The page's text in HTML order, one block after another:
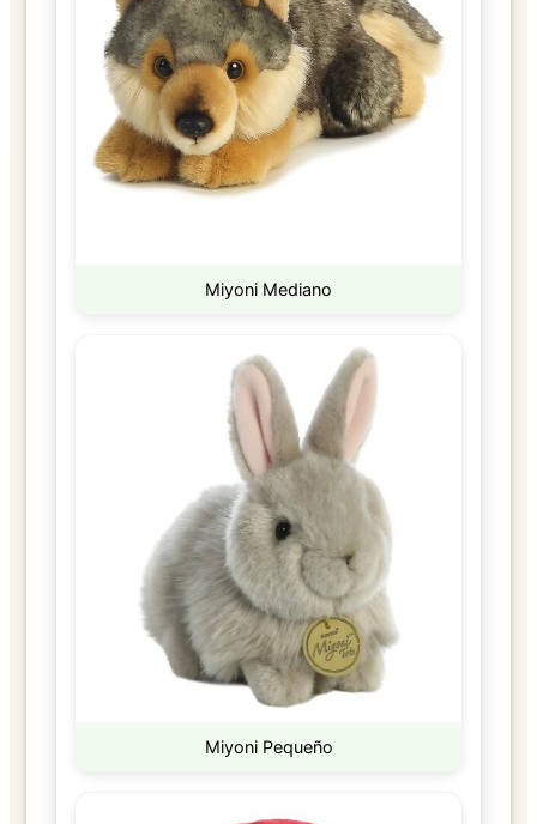
Miyoni Mediano
Miyoni Pequeño